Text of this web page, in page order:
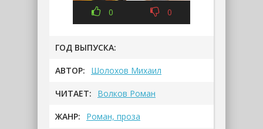
0 0
ГОД ВЫПУСКА:
АВТОР: Шолохов Михаил
ЧИТАЕТ: Волков Роман
ЖАНР: Роман, проза